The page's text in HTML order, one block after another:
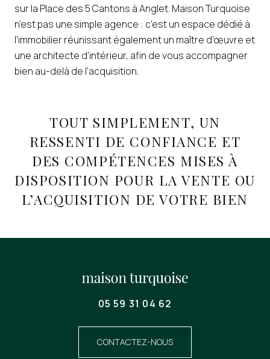
sur la Place des 5 Cantons à Anglet. Maison Turquoise
n’est pas une simple agence : c’est un espace dédié à
l’immobilier réunissant également un maître d’œuvre et
une architecte d’intérieur, afin de vous accompagner
bien au-delà de l’acquisition.
TOUT SIMPLEMENT, UN
RESSENTI DE CONFIANCE ET
DES COMPÉTENCES MISES À
DISPOSITION POUR LA VENTE OU
L’ACQUISITION DE VOTRE BIEN
05 59 31 04 62
CONTACTEZ-NOUS